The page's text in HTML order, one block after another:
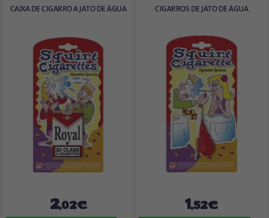
CAIXA DE CIGARRO A JATO DE ÁGUA
2,02€
CIGARROS DE JATO DE ÁGUA
1,52€